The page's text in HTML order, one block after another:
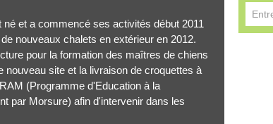
et a commencé ses activités début 2011
nouveaux chalets en extérieur en 2012.
pour la formation des maîtres de chiens
site et la livraison de croquettes à
(Programme d'Education à la
par Morsure) afin d'intervenir dans les